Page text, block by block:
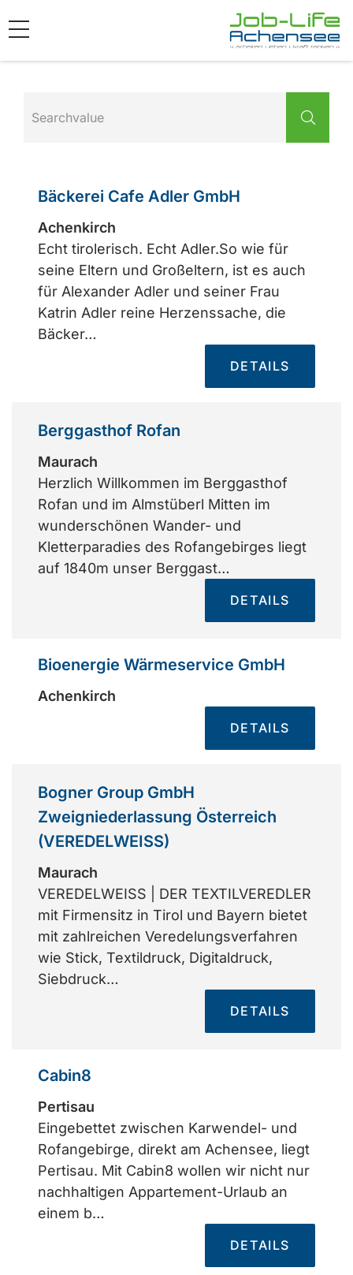
Bäckerei Cafe Adler GmbH
Achenkirch
Echt tirolerisch. Echt Adler.So wie für
seine Eltern und Großeltern, ist es auch
für Alexander Adler und seiner Frau
Katrin Adler reine Herzenssache, die
Bäcker…
DETAILS
Berggasthof Rofan
Maurach
Herzlich Willkommen im Berggasthof
Rofan und im Almstüberl Mitten im
wunderschönen Wander- und
Kletterparadies des Rofangebirges liegt
auf 1840m unser Berggast…
DETAILS
Bioenergie Wärmeservice GmbH
Achenkirch
DETAILS
Bogner Group GmbH
Zweigniederlassung Österreich
(VEREDELWEISS)
Maurach
VEREDELWEISS | DER TEXTILVEREDLER
mit Firmensitz in Tirol und Bayern bietet
mit zahlreichen Veredelungsverfahren
wie Stick, Textildruck, Digitaldruck,
Siebdruck…
DETAILS
Cabin8
Pertisau
Eingebettet zwischen Karwendel- und
Rofangebirge, direkt am Achensee, liegt
Pertisau. Mit Cabin8 wollen wir nicht nur
nachhaltigen Appartement-Urlaub an
einem b…
DETAILS